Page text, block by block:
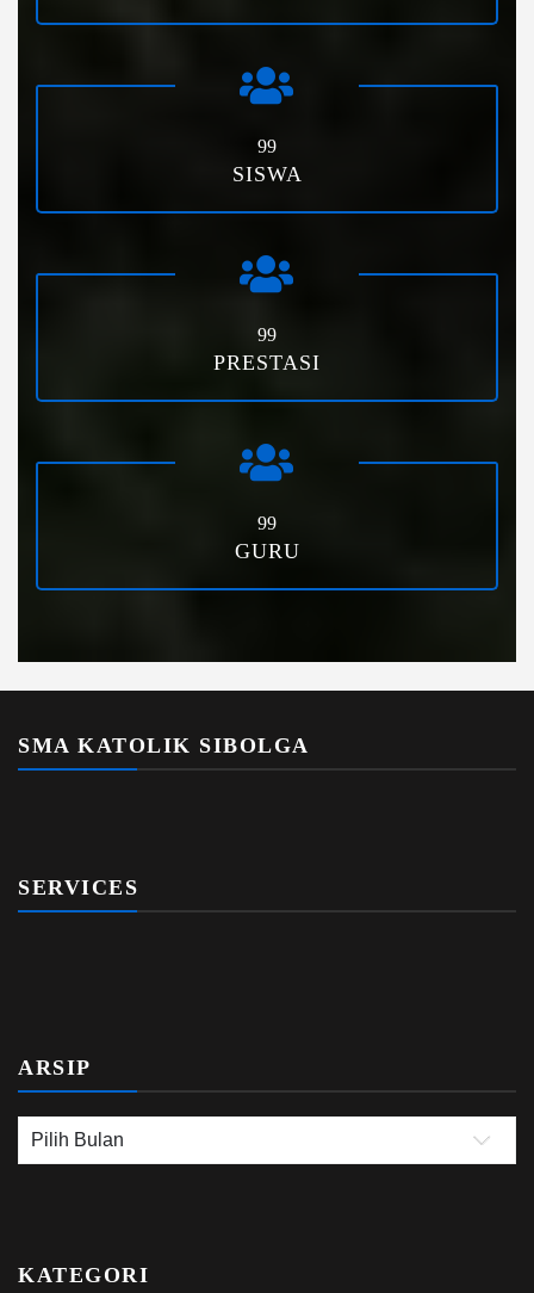
99
SISWA
99
PRESTASI
99
GURU
SMA KATOLIK SIBOLGA
SERVICES
ARSIP
KATEGORI